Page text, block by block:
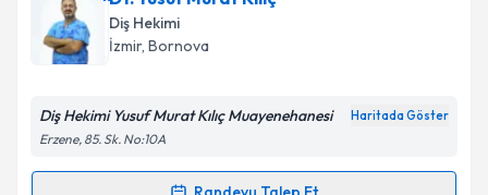
Size bu uzmandan randevu almanız için bir takvim
hazırlandığında e-posta ile bilgilendireceğiz.
Kişisel verilerimin işlenmesine ilişkin
Diş Hekimi
İzmir, Bornova
Diş Hekimi Yusuf Murat Kılıç Muayenehanesi Haritada Göster
Erzene, 85. Sk. No:10A